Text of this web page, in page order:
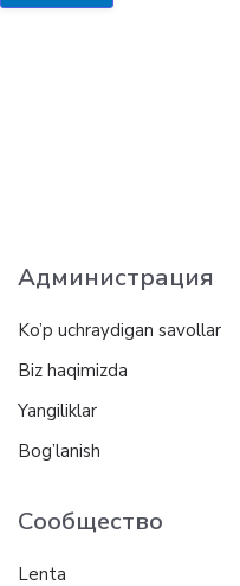
Администрация
Ko’p uchraydigan savollar
Biz haqimizda
Yangiliklar
Bog’lanish
Сообщество
Lenta